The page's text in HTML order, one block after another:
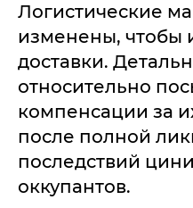
Логистические
изменены, чтобы
доставки.
относительно
компенсации за
после полной
последствий
оккупантов.